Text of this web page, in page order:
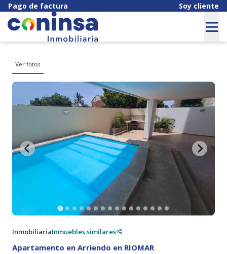
Pago de factura Soy cliente
Ver fotos
InmobiliariaInmuebles similares
Apartamento en Arriendo en RIOMAR